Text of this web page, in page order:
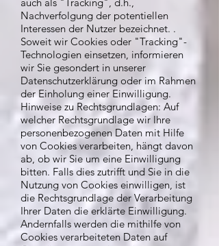
Nachverfolgung der potentiellen
Interessen der Nutzer bezeichnet. .
Soweit wir Cookies oder "Tracking"-
Technologien einsetzen, informieren
wir Sie gesondert in unserer
Datenschutzerklärung oder im Rahmen
der Einholung einer Einwilligung.
Hinweise zu Rechtsgrundlagen: Auf
welcher Rechtsgrundlage wir Ihre
personenbezogenen Daten mit Hilfe
von Cookies verarbeiten, hängt davon
ab, ob wir Sie um eine Einwilligung
bitten. Falls dies zutrifft und Sie in die
Nutzung von Cookies einwilligen, ist
die Rechtsgrundlage der Verarbeitung
Ihrer Daten die erklärte Einwilligung.
Andernfalls werden die mithilfe von
Cookies verarbeiteten Daten auf